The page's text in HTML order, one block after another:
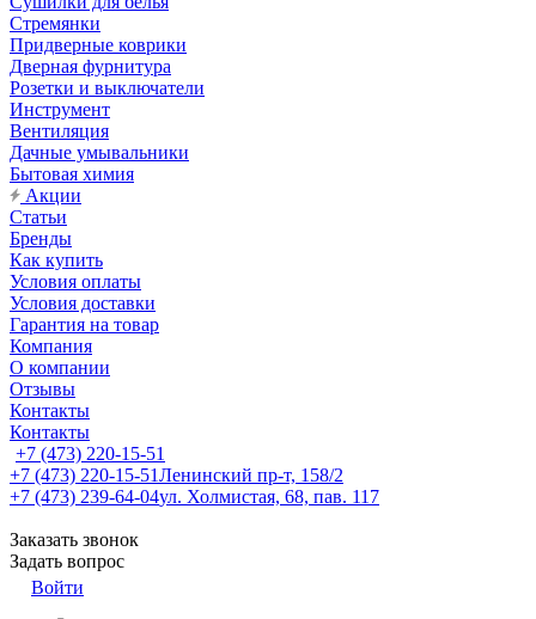
Стремянки
Придверные коврики
Дверная фурнитура
Розетки и выключатели
Инструмент
Вентиляция
Дачные умывальники
Бытовая химия
Акции
Статьи
Бренды
Как купить
Условия оплаты
Условия доставки
Гарантия на товар
Компания
О компании
Отзывы
Контакты
Контакты
+7 (473) 220-15-51
+7 (473) 220-15-51Ленинский пр-т, 158/2
+7 (473) 239-64-04ул. Холмистая, 68, пав. 117
Заказать звонок
Задать вопрос
Войти